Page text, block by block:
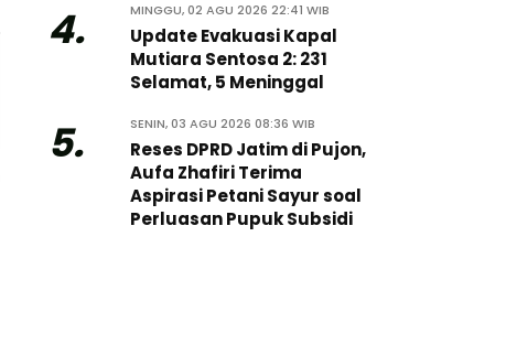
4. MINGGU, 02 AGU 2026 22:41 WIB
Update Evakuasi Kapal
Mutiara Sentosa 2: 231
Selamat, 5 Meninggal
5. SENIN, 03 AGU 2026 08:36 WIB
Reses DPRD Jatim di Pujon,
Aufa Zhafiri Terima
Aspirasi Petani Sayur soal
Perluasan Pupuk Subsidi